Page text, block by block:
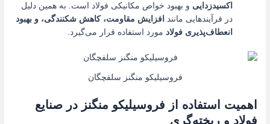
اکسیدزدایی و بهبود خواص مکانیکی فولاد است. به همین دلیل
در فرآیندهایی مانند
افزایش مقاومت، کاهش شکنندگی، و بهبود
انعطاف‌پذیری فولاد مورد استفاده قرار می‌گیرد.
فروسیلیکو منگنز سلفچگان
اهمیت استفاده از فروسیلیکو منگنز در صنایع
فولاد و ریخته‌گری